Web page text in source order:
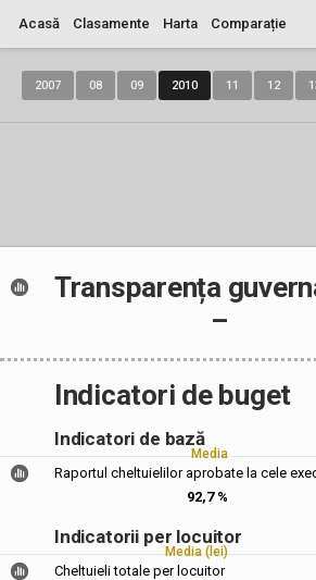
Acasă Clasamente Harta Comparație
2007 08 09 2010 11 12
Transparența
–
Indicatori de buget
Indicatori de bază
Media
Raportul cheltuielilor aprobate la cele
92,7 %
Indicatorii per locuitor
Media (lei)
Cheltuieli totale per locuitor